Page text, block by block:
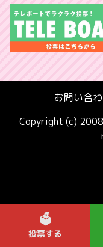
お問い合
Copyright (c)
🗳️
投票する